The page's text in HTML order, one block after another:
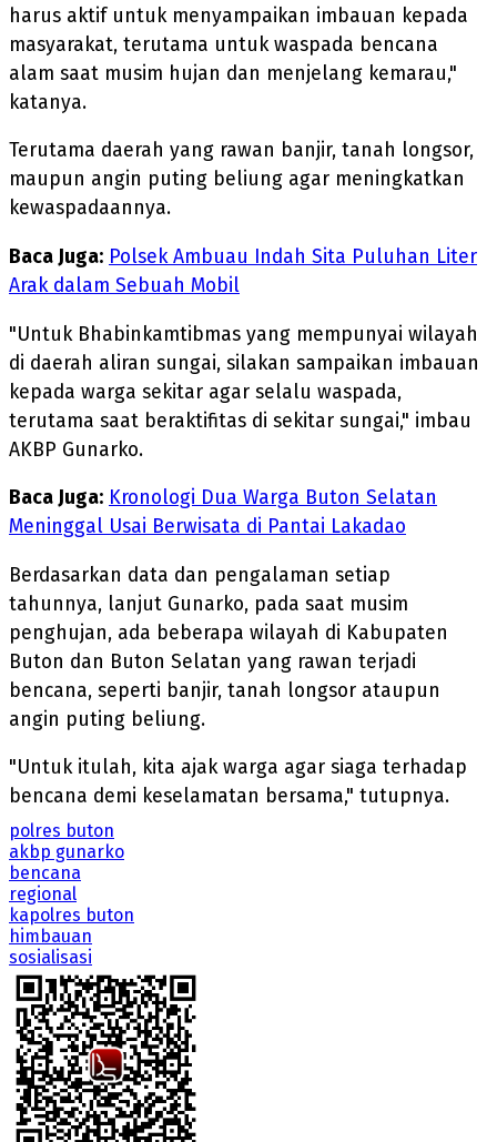
harus aktif untuk menyampaikan imbauan kepada
masyarakat, terutama untuk waspada bencana
alam saat musim hujan dan menjelang kemarau,"
katanya.
Terutama daerah yang rawan banjir, tanah longsor,
maupun angin puting beliung agar meningkatkan
kewaspadaannya.
Baca Juga: Polsek Ambuau Indah Sita Puluhan Liter
Arak dalam Sebuah Mobil
"Untuk Bhabinkamtibmas yang mempunyai wilayah
di daerah aliran sungai, silakan sampaikan imbauan
kepada warga sekitar agar selalu waspada,
terutama saat beraktifitas di sekitar sungai," imbau
AKBP Gunarko.
Baca Juga: Kronologi Dua Warga Buton Selatan
Meninggal Usai Berwisata di Pantai Lakadao
Berdasarkan data dan pengalaman setiap
tahunnya, lanjut Gunarko, pada saat musim
penghujan, ada beberapa wilayah di Kabupaten
Buton dan Buton Selatan yang rawan terjadi
bencana, seperti banjir, tanah longsor ataupun
angin puting beliung.
"Untuk itulah, kita ajak warga agar siaga terhadap
bencana demi keselamatan bersama," tutupnya.
polres buton
akbp gunarko
bencana
regional
kapolres buton
himbauan
sosialisasi